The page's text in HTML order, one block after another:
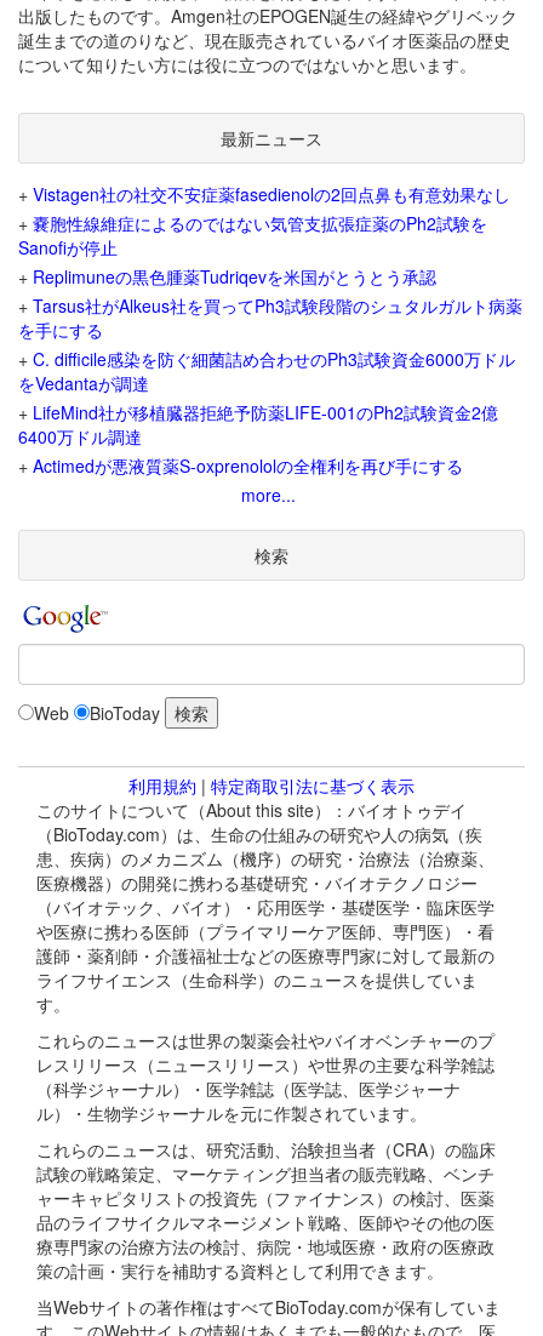
出版したものです。Amgen社のEPOGEN誕生の経緯やグリベック
誕生までの道のりなど、現在販売されているバイオ医薬品の歴史
について知りたい方には役に立つのではないかと思います。
最新ニュース
+ Vistagen社の社交不安症薬fasedienolの2回点鼻も有意効果なし
+ 嚢胞性線維症によるのではない気管支拡張症薬のPh2試験を
Sanofiが停止
+ Replimuneの黒色腫薬Tudriqevを米国がとうとう承認
+ Tarsus社がAlkeus社を買ってPh3試験段階のシュタルガルト病薬
を手にする
+ C. difficile感染を防ぐ細菌詰め合わせのPh3試験資金6000万ドル
をVedantaが調達
+ LifeMind社が移植臓器拒絶予防薬LIFE-001のPh2試験資金2億
6400万ドル調達
+ Actimedが悪液質薬S-oxprenololの全権利を再び手にする
more...
検索
Web BioToday
利用規約 | 特定商取引法に基づく表示
このサイトについて（About this site）：バイオトゥデイ
（BioToday.com）は、生命の仕組みの研究や人の病気（疾
患、疾病）のメカニズム（機序）の研究・治療法（治療薬、
医療機器）の開発に携わる基礎研究・バイオテクノロジー
（バイオテック、バイオ）・応用医学・基礎医学・臨床医学
や医療に携わる医師（プライマリーケア医師、専門医）・看
護師・薬剤師・介護福祉士などの医療専門家に対して最新の
ライフサイエンス（生命科学）のニュースを提供していま
す。
これらのニュースは世界の製薬会社やバイオベンチャーのプ
レスリリース（ニュースリリース）や世界の主要な科学雑誌
（科学ジャーナル）・医学雑誌（医学誌、医学ジャーナ
ル）・生物学ジャーナルを元に作製されています。
これらのニュースは、研究活動、治験担当者（CRA）の臨床
試験の戦略策定、マーケティング担当者の販売戦略、ベンチ
ャーキャピタリストの投資先（ファイナンス）の検討、医薬
品のライフサイクルマネージメント戦略、医師やその他の医
療専門家の治療方法の検討、病院・地域医療・政府の医療政
策の計画・実行を補助する資料として利用できます。
当Webサイトの著作権はすべてBioToday.comが保有していま